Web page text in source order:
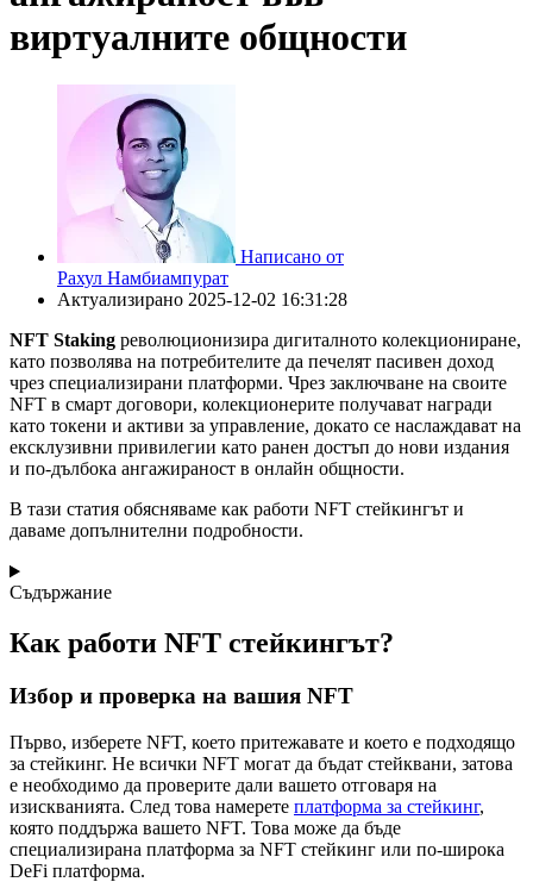
виртуалните общности
Написано от
Рахул Намбиампурат
Актуализирано 2025-12-02 16:31:28
NFT Staking революционизира дигиталното колекциониране,
като позволява на потребителите да печелят пасивен доход
чрез специализирани платформи. Чрез заключване на своите
NFT в смарт договори, колекционерите получават награди
като токени и активи за управление, докато се наслаждават на
ексклузивни привилегии като ранен достъп до нови издания
и по-дълбока ангажираност в онлайн общности.
В тази статия обясняваме как работи NFT стейкингът и
даваме допълнителни подробности.
Съдържание
Как работи NFT стейкингът?
Избор и проверка на вашия NFT
Първо, изберете NFT, което притежавате и което е подходящо
за стейкинг. Не всички NFT могат да бъдат стейквани, затова
е необходимо да проверите дали вашето отговаря на
изискванията. След това намерете платформа за стейкинг,
която поддържа вашето NFT. Това може да бъде
специализирана платформа за NFT стейкинг или по-широка
DeFi платформа.